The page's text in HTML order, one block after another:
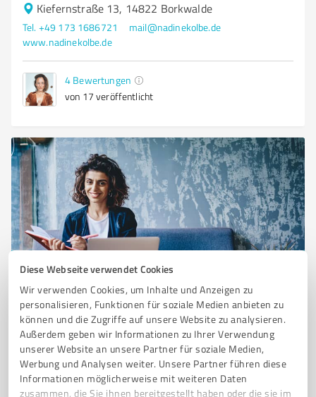
Diese Webseite verwendet Cookies
Wir verwenden Cookies, um Inhalte und Anzeigen zu
personalisieren, Funktionen für soziale Medien anbieten zu
können und die Zugriffe auf unsere Website zu analysieren.
Außerdem geben wir Informationen zu Ihrer Verwendung
unserer Website an unsere Partner für soziale Medien,
Werbung und Analysen weiter. Unsere Partner führen diese
Informationen möglicherweise mit weiteren Daten
zusammen, die Sie ihnen bereitgestellt haben oder die sie im
Kiefernstraße 13, 14822 Borkwalde
Tel. +49 173 1686721
mail@nadinekolbe.de
www.nadinekolbe.de
4 Bewertungen
von 17 veröffentlicht
Sie möchten auch hier gelistet werden?
Registrieren Sie sich jetzt und werden Sie ein von
Kunden empfohlener ProvenExpert!
1